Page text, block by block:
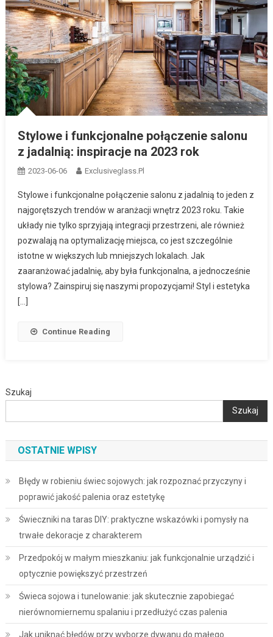
Stylowe i funkcjonalne połączenie salonu
z jadalnią: inspiracje na 2023 rok
2023-06-06 Exclusiveglass.pl
Stylowe i funkcjonalne połączenie salonu z jadalnią to jeden z
najgorętszych trendów w aranżacji wnętrz 2023 roku. Takie
układy nie tylko sprzyjają integracji przestrzeni, ale również
pozwalają na optymalizację miejsca, co jest szczególnie
istotne w większych lub mniejszych lokalach. Jak
zaaranżować jadalnię, aby była funkcjonalna, a jednocześnie
stylowa? Zainspiruj się naszymi propozycjami! Styl i estetyka
[…]
Continue Reading
Szukaj
Szukaj
OSTATNIE WPISY
Błędy w robieniu świec sojowych: jak rozpoznać przyczyny i
poprawić jakość palenia oraz estetykę
Świeczniki na taras DIY: praktyczne wskazówki i pomysły na
trwałe dekoracje z charakterem
Przedpokój w małym mieszkaniu: jak funkcjonalnie urządzić i
optycznie powiększyć przestrzeń
Świeca sojowa i tunelowanie: jak skutecznie zapobiegać
nierównomiernemu spalaniu i przedłużyć czas palenia
Jak uniknąć błędów przy wyborze dywanu do małego